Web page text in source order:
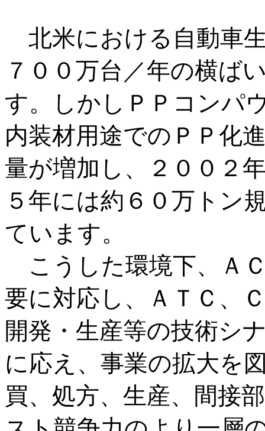
北米における自動車
７００万台／年の横ば
す。しかしＰＰコンパ
内装材用途でのＰＰ化
量が増加し、２００２
５年には約６０万トン
ています。
こうした環境下、Ａ
要に対応し、ＡＴＣ、
開発・生産等の技術シ
に応え、事業の拡大を
買、処方、生産、間接